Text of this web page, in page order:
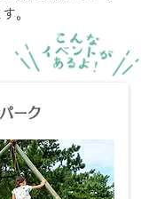
。
ーク